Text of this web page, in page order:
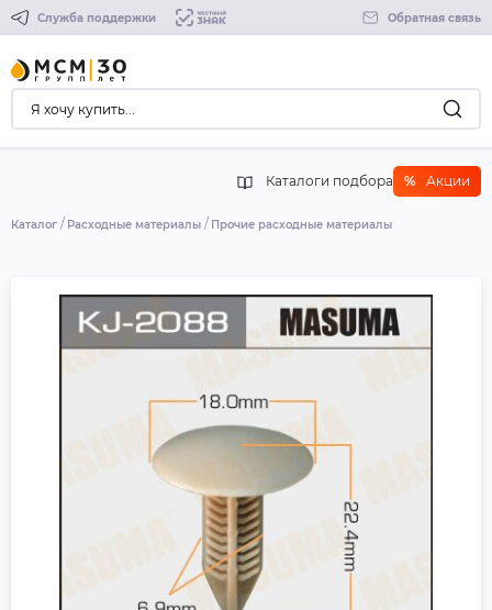
Служба поддержки Обратная связь
Каталоги подбора % Акции
Каталог Расходные материалы Прочие расходные материалы